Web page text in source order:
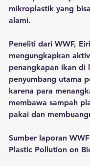
mikroplastik yang
alami.
Peneliti dari WWF,
mengungkapkan
penangkapan ikan di
penyumbang utama
karena para
membawa sampah
pakai dan
Sumber laporan
Plastic Pollution on